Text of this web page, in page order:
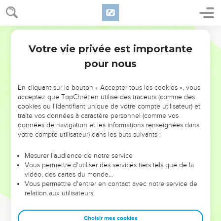
NE MANQUEZ PAS L’ÉVÉNEMENT
DE L’ANNÉE !
ET SI LEURS ERREURS POUVAIENT VOUS ÉVITER LES
VOTRES ?
leur foi ou leur vision. Mais on voit moins les doutes, les erreurs
et les saisons difficiles qu'ils ont traversés, alors même que ce
sont elles qui les ont façonnés.
Dans cette conférence, leaders, entrepreneurs, et responsables
clés pour avancer avec plus de sagesse afin que leurs erreurs
Votre vie privée est importante
pour nous
En cliquant sur le bouton « Accepter tous les cookies », vous
acceptez que TopChrétien utilise des traceurs (comme des
cookies ou l'identifiant unique de votre compte utilisateur) et
traite vos données à caractère personnel (comme vos
données de navigation et les informations renseignées dans
votre compte utilisateur) dans les buts suivants :
Mesurer l'audience de notre service
Vous permettre d'utiliser des services tiers tels que de la
vidéo, des cartes du monde…
Vous permettre d'entrer en contact avec notre service de
relation aux utilisateurs.
Choisir mes cookies